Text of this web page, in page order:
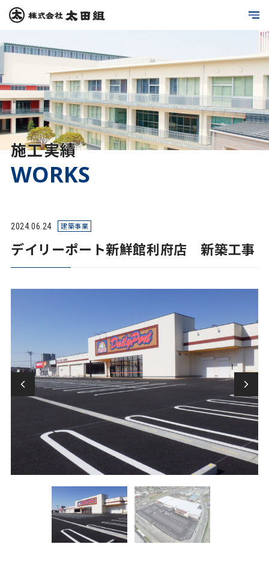
© 2022 OTAGUMI Corporation
施工実績
WORKS
2024.06.24 建築事業
デイリーポート新鮮館利府店 新築工事